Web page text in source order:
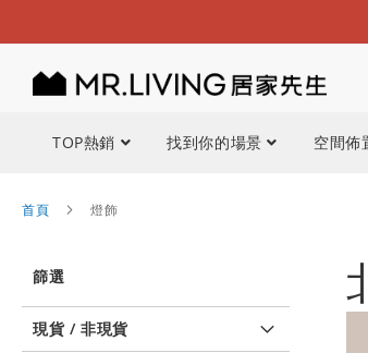
TOP熱銷 找到你的場景 空間佈
首頁 燈飾
篩選
現貨 / 非現貨